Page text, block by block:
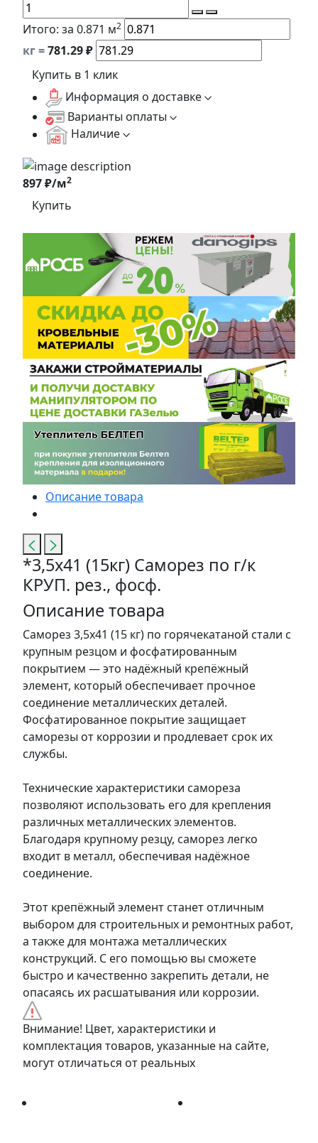
Итого: за 0.871 м2
кг =781.29₽
Купить в 1 клик
Информация о доставке
Варианты оплаты
Наличие
897 ₽/м2
Купить
Описание товара
*3,5х41 (15кг) Саморез по г/к
КРУП. рез., фосф.
Описание товара
Саморез 3,5х41 (15 кг) по горячекатаной стали с
крупным резцом и фосфатированным
покрытием — это надёжный крепёжный
элемент, который обеспечивает прочное
соединение металлических деталей.
Фосфатированное покрытие защищает
саморезы от коррозии и продлевает срок их
службы.
Технические характеристики самореза
позволяют использовать его для крепления
различных металлических элементов.
Благодаря крупному резцу, саморез легко
входит в металл, обеспечивая надёжное
соединение.
Этот крепёжный элемент станет отличным
выбором для строительных и ремонтных работ,
а также для монтажа металлических
конструкций. С его помощью вы сможете
быстро и качественно закрепить детали, не
опасаясь их расшатывания или коррозии.
Внимание! Цвет, характеристики и
комплектация товаров, указанные на сайте,
могут отличаться от реальных